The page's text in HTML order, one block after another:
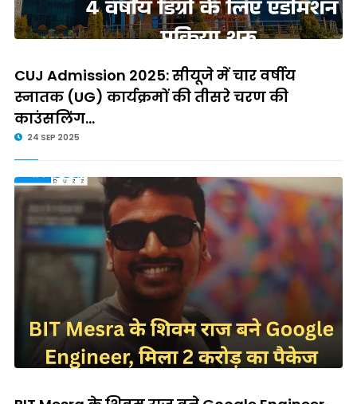
CUJ Admission 2025: सीयूजे में चार वर्षीय
स्नातक (UG) कार्यक्रमों की तीसरे चरण की
काउंसलिंग...
24 SEP 2025